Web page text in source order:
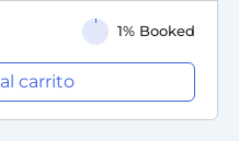
1% Booked
carrito